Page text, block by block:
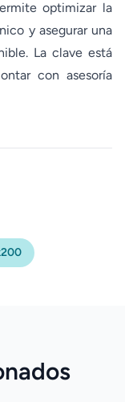
optimizar la
y asegurar una
La clave está
con asesoría